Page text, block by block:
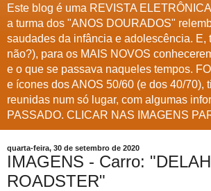
Este blog é uma REVISTA
a turma dos "ANOS DOURADOS"
saudades da infância e adolescência. E,
não?), para os MAIS NOVOS
e o que se passava naqueles tempos.
e ícones dos ANOS 50/60 (e dos 40/70),
reunidas num só lugar, com algumas
PASSADO. CLICAR NAS IMAGENS
quarta-feira, 30 de setembro de 2020
IMAGENS - Carro:
ROADSTER"